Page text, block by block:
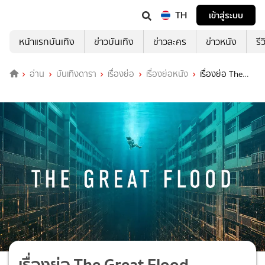
TH
เข้าสู่ระบบ
หน้าแรกบันเทิง
ข่าวบันเทิง ข่าวละคร ข่าวหนัง รี
อ่าน บันเทิงดารา เรื่องย่อ เรื่องย่อหนัง
เรื่องย่อ The